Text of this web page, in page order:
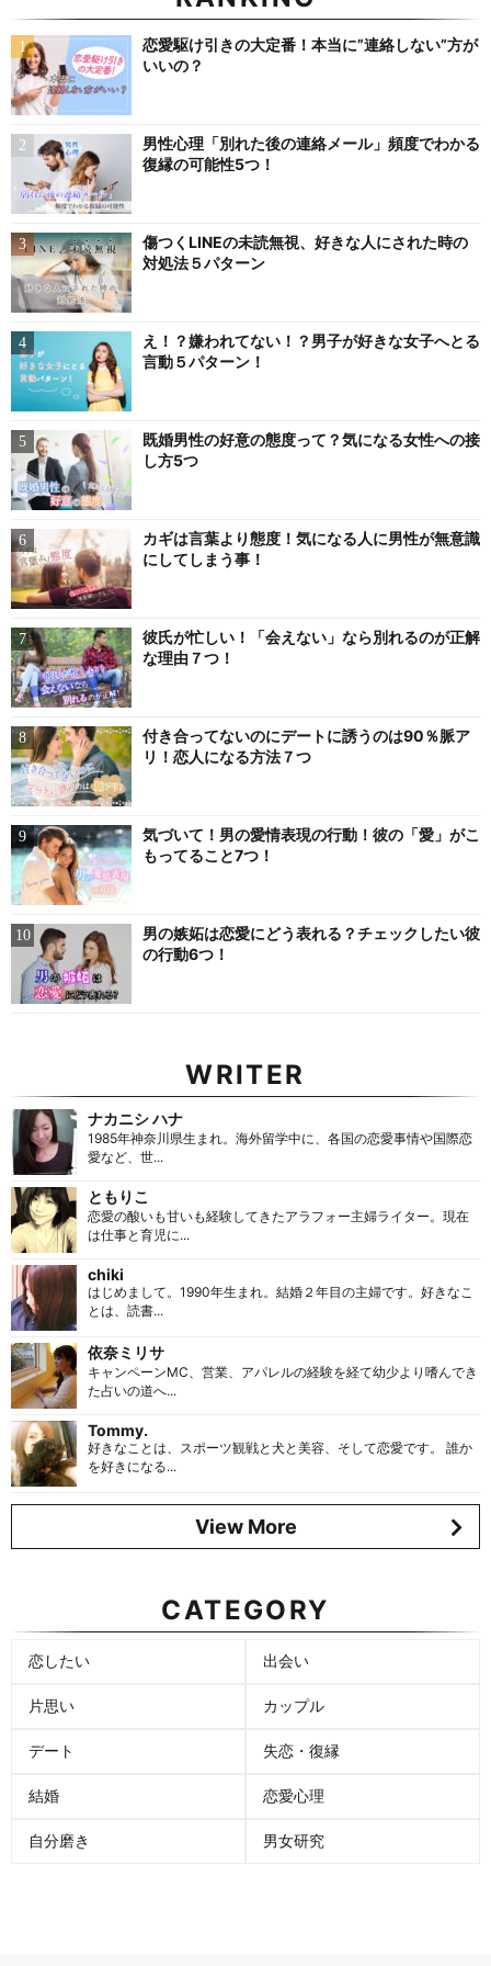
恋愛駆け引きの大定番！本当に”連絡しない”方が
いいの？
男性心理「別れた後の連絡メール」頻度でわかる
復縁の可能性5つ！
傷つくLINEの未読無視、好きな人にされた時の
対処法５パターン
え！？嫌われてない！？男子が好きな女子へとる
言動５パターン！
既婚男性の好意の態度って？気になる女性への接
し方5つ
カギは言葉より態度！気になる人に男性が無意識
にしてしまう事！
彼氏が忙しい！「会えない」なら別れるのが正解
な理由７つ！
付き合ってないのにデートに誘うのは90％脈ア
リ！恋人になる方法７つ
気づいて！男の愛情表現の行動！彼の「愛」がこ
もってること7つ！
男の嫉妬は恋愛にどう表れる？チェックしたい彼
の行動6つ！
WRITER
ナカニシ ハナ
1985年神奈川県生まれ。海外留学中に、各国の恋愛事情や国際恋
愛など、世...
ともりこ
恋愛の酸いも甘いも経験してきたアラフォー主婦ライター。現在
は仕事と育児に...
chiki
はじめまして。1990年生まれ。結婚２年目の主婦です。好きなこ
とは、読書...
依奈ミリサ
キャンペーンMC、営業、アパレルの経験を経て幼少より嗜んでき
た占いの道へ...
Tommy.
好きなことは、スポーツ観戦と犬と美容、そして恋愛です。 誰か
を好きになる...
View More
CATEGORY
恋したい 出会い
片思い カップル
デート 失恋・復縁
結婚 恋愛心理
自分磨き 男女研究